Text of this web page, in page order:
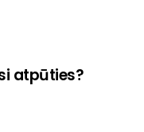
atpūties?